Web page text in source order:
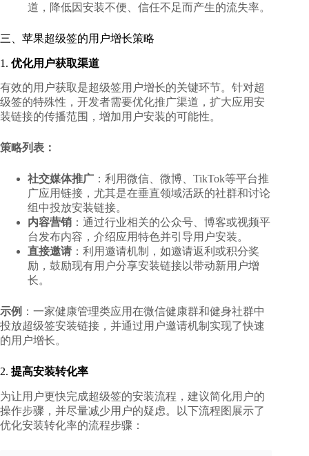
道，降低因安装不便、信任不足而产生的流失率。
三、苹果超级签的用户增长策略
1. 优化用户获取渠道
有效的用户获取是超级签用户增长的关键环节。针对超
级签的特殊性，开发者需要优化推广渠道，扩大应用安
装链接的传播范围，增加用户安装的可能性。
策略列表：
社交媒体推广 ：利用微信、微博、TikTok等平台推
广应用链接，尤其是在垂直领域活跃的社群和讨论
组中投放安装链接。
内容营销 ：通过行业相关的公众号、博客或视频平
台发布内容，介绍应用特色并引导用户安装。
直接邀请 ：利用邀请机制，如邀请返利或积分奖
励，鼓励现有用户分享安装链接以带动新用户增
长。
示例 ：一家健康管理类应用在微信健康群和健身社群中
投放超级签安装链接，并通过用户邀请机制实现了快速
的用户增长。
2. 提高安装转化率
为让用户更快完成超级签的安装流程，建议简化用户的
操作步骤，并尽量减少用户的疑虑。以下流程图展示了
优化安装转化率的流程步骤：